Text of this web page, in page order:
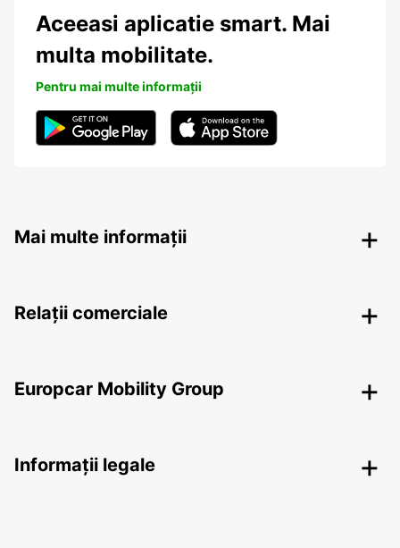
Aceeasi aplicatie smart. Mai
multa mobilitate.
Pentru mai multe informații
Mai multe informații
Relații comerciale
Europcar Mobility Group
Informații legale